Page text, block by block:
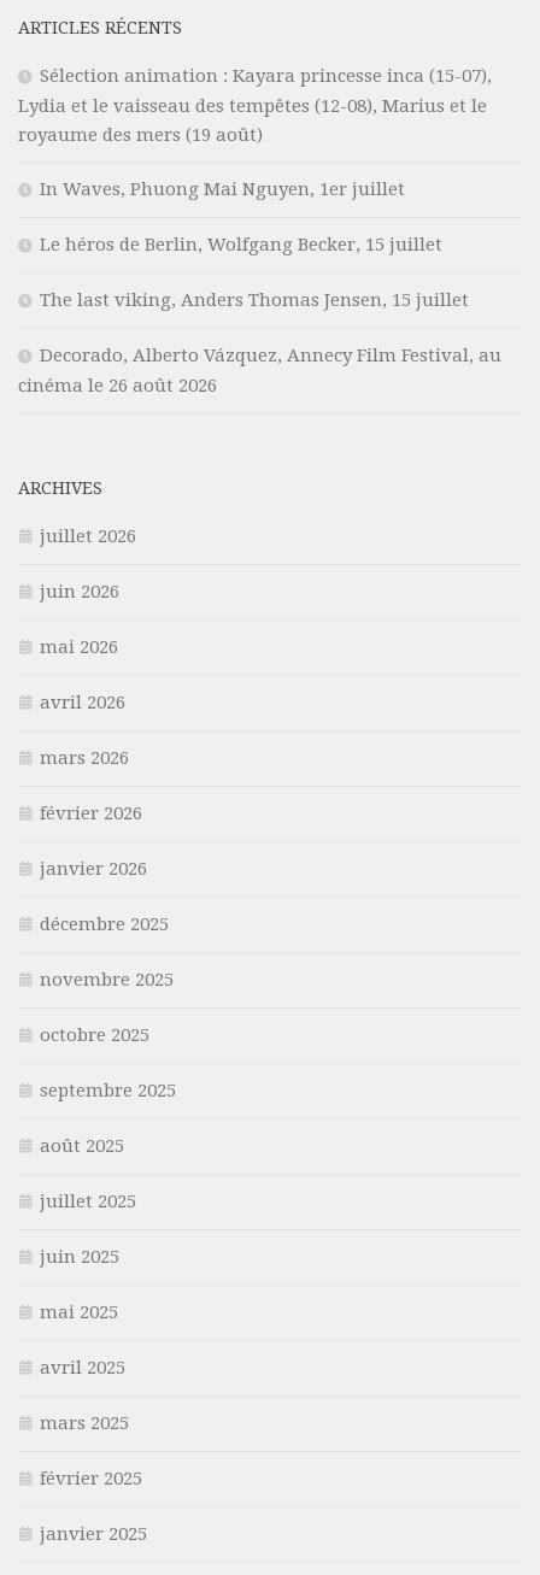
ARTICLES RÉCENTS
Sélection animation : Kayara princesse inca (15-07),
Lydia et le vaisseau des tempêtes (12-08), Marius et le
royaume des mers (19 août)
In Waves, Phuong Mai Nguyen, 1er juillet
Le héros de Berlin, Wolfgang Becker, 15 juillet
The last viking, Anders Thomas Jensen, 15 juillet
Decorado, Alberto Vázquez, Annecy Film Festival, au
cinéma le 26 août 2026
ARCHIVES
juillet 2026
juin 2026
mai 2026
avril 2026
mars 2026
février 2026
janvier 2026
décembre 2025
novembre 2025
octobre 2025
septembre 2025
août 2025
juillet 2025
juin 2025
mai 2025
avril 2025
mars 2025
février 2025
janvier 2025